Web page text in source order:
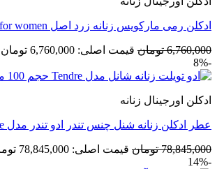
ادکلن رمی مارکویس زنانه زرد اصل Remy Marquis for women
6,760,000 تومان قیمت اصلی: 6,760,000 تومان بود.
-8%
ادکلن اورجینال زنانه
عطر ادکلن زنانه شنل چنس تندر ادو تندر مدل Tendre حجم 100 میل اورجینال
78,845,000 تومان قیمت اصلی: 78,845,000 تومان بود.
-14%